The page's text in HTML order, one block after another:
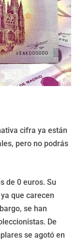
cifra ya están
pero no podrás
de 0 euros. Su
que carecen
se han
De
se agotó en